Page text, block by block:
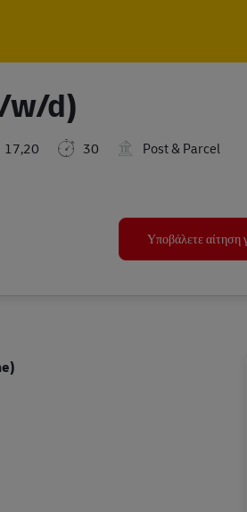
w/d)
17,20 30
Post & Parcel
Υποβάλετε αίτηση